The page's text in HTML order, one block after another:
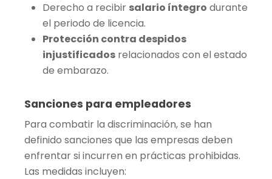
Derecho a recibir salario íntegro durante
el periodo de licencia.
Protección contra despidos
injustificados relacionados con el estado
de embarazo.
Sanciones para empleadores
Para combatir la discriminación, se han
definido sanciones que las empresas deben
enfrentar si incurren en prácticas prohibidas.
Las medidas incluyen: